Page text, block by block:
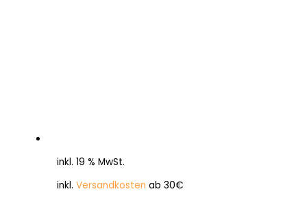
inkl. 19 % MwSt.
inkl. Versandkosten ab 30€